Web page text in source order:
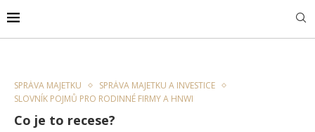
SPRÁVA MAJETKU
SPRÁVA MAJETKU A INVESTICE
SLOVNÍK POJMŮ PRO RODINNÉ FIRMY A HNWI
Co je to recese?